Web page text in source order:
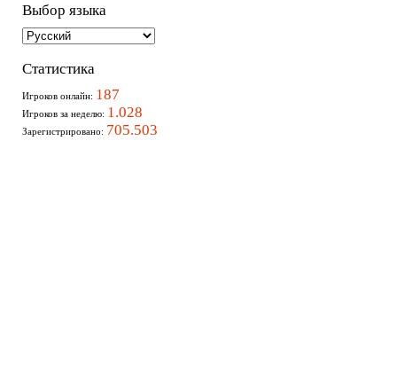
Выбор языка
Статистика
Игроков онлайн: 187
Игроков за неделю: 1.028
Зарегистрировано: 705.503